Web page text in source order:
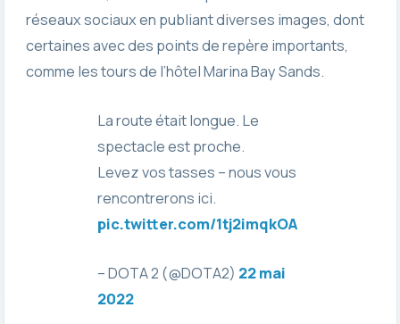
réseaux sociaux en publiant diverses images, dont
certaines avec des points de repère importants,
comme les tours de l’hôtel Marina Bay Sands.
La route était longue. Le
spectacle est proche.
Levez vos tasses – nous vous
rencontrerons ici.
pic.twitter.com/1tj2imqkOA
– DOTA 2 (@DOTA2) 22 mai
2022